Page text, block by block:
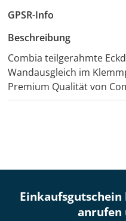
GPSR-Info
Beschreibung
Combia teilgerahmte
Wandausgleich im
Premium Qualität von
Einkaufsgutschein
anrufen